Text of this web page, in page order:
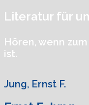
Literatur für
Hören, wenn
ist.
Jung, Ernst F.